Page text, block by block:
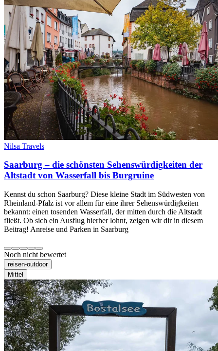
Nilsa Travels
Saarburg – die schönsten Sehenswürdigkeiten der
Altstadt von Wasserfall bis Burgruine
Kennst du schon Saarburg? Diese kleine Stadt im Südwesten von
Rheinland-Pfalz ist vor allem für eine ihrer Sehenswürdigkeiten
bekannt: einen tosenden Wasserfall, der mitten durch die Altstadt
fließt. Ob sich ein Ausflug hierher lohnt, zeigen wir dir in diesem
Beitrag! Anreise und Parken in Saarburg
Noch nicht bewertet
reisen-outdoor
Mittel